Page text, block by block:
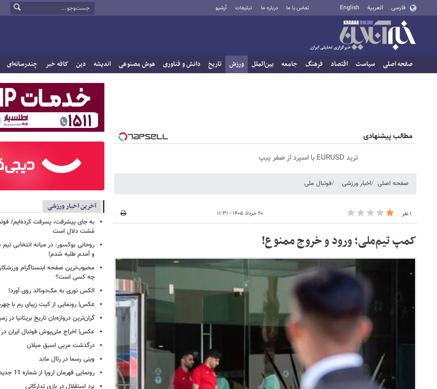
فارسی العربية English تماس با ما درباره ما تبلیغات آرشیو
صفحه اصلی سیاست اقتصاد فرهنگ جامعه بین‌الملل ورزش تاریخ دانش و فناوری هوش مصنوعی اندیشه دین کافه خبر چندرسانه‌ای
مطالب پیشنهادی
ترید EURUSD با اسپرد از صفر پیپ
صفحه اصلی اخبار ورزشی فوتبال ملی
۱ نفر ۲۰ خرداد ۱۴۰۵ - ۱۱:۳۱
کمپ تیم‌ملی؛ ورود و خروج ممنوع!
آخرین اخبار ورزشی
به جای پیشرفت، پسرفت کرده‌ایم/
مُشت دلال است
روحانی بوکسور: در میانه انتخابی
و آمدم طلبه شدم!
محبوب‌ترین صفحه اینستاگرام
چه کسی است؟
الکس نوری به مک‌دونالد روی آورد!
عکس| رونمایی از کیت زیبای رم با
گران‌ترین دروازه‌بان تاریخ بریتانیا در
عکس| اخراج ملی‌پوش فوتبال ایران در 12 دقیقه!
درگذشت مربی اسبق میلان
وینی رسما در رئال ماند
رونمایی قهرمان اروپا از شماره 11 جدید
برد استقلال در بازی تدارکاتی